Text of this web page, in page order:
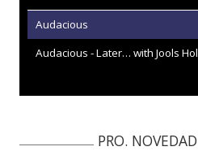
Audacious
Audacious - Later… with Jools
PRO.